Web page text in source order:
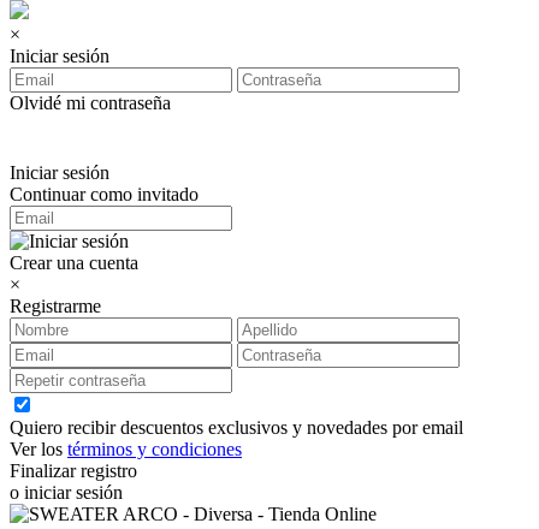
×
Iniciar sesión
Olvidé mi contraseña
Iniciar sesión
Continuar como invitado
Crear una cuenta
×
Registrarme
Quiero recibir descuentos exclusivos y novedades por email
Ver los términos y condiciones
Finalizar registro
o iniciar sesión